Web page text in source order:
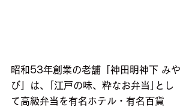
昭和53年創業の老舗「神田明神下 みや
び」は、｢江戸の味、粋なお弁当｣とし
て高級弁当を有名ホテル・有名百貨